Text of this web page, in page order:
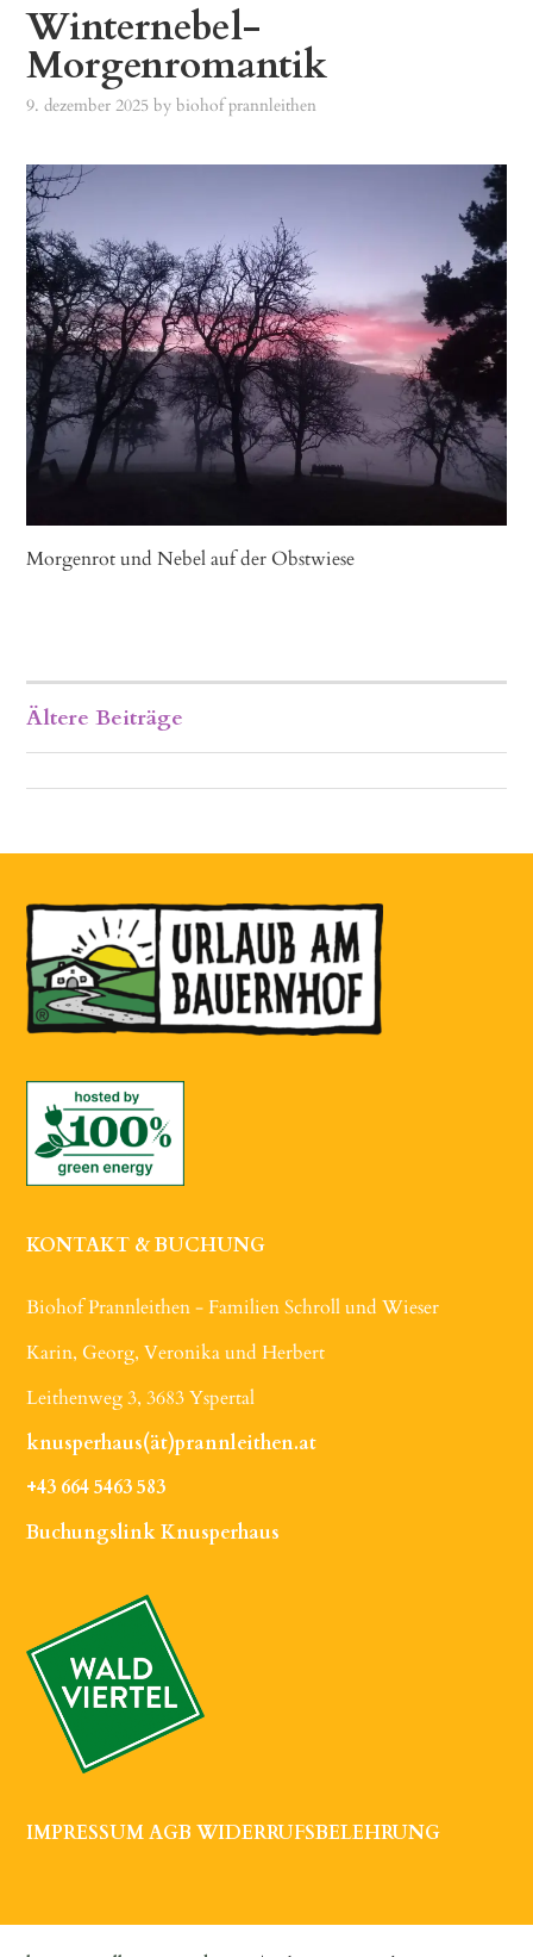
Winternebel-
Morgenromantik
9. dezember 2025 bybiohof prannleithen
Morgenrot und Nebel auf der Obstwiese
BEITRAGSNAVIGATION
Ältere Beiträge
KONTAKT & BUCHUNG
Biohof Prannleithen - Familien Schroll und Wieser
Karin, Georg, Veronika und Herbert
Leithenweg 3, 3683 Yspertal
knusperhaus(ät)prannleithen.at
+43 664 5463 583
Buchungslink Knusperhaus
IMPRESSUMAGB WIDERRUFSBELEHRUNG